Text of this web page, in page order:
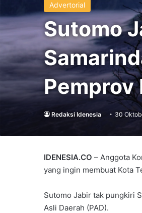
Advertorial
Sutomo
Pemprov
Redaksi Idenesia 30
IDENESIA.CO – Anggota
yang ingin membuat Kota
Sutomo Jabir tak pungkiri
Asli Daerah (PAD).